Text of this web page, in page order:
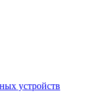
устройств